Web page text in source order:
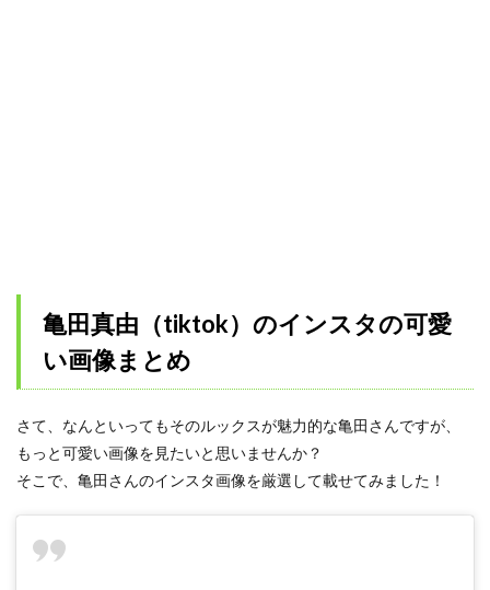
亀田真由（tiktok）のインスタの可愛
い画像まとめ
さて、なんといってもそのルックスが魅力的な亀田さんですが、
もっと可愛い画像を見たいと思いませんか？
そこで、亀田さんのインスタ画像を厳選して載せてみました！